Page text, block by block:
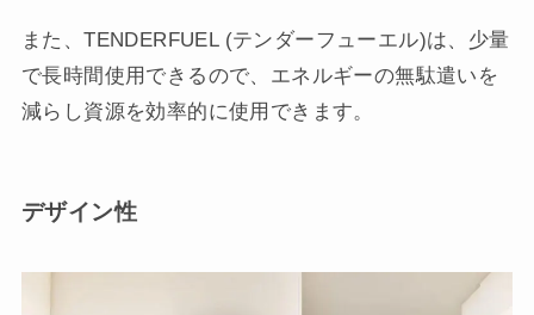
また、TENDERFUEL (テンダーフューエル)は、少量
で長時間使用できるので、エネルギーの無駄遣いを
減らし資源を効率的に使用できます。
デザイン性